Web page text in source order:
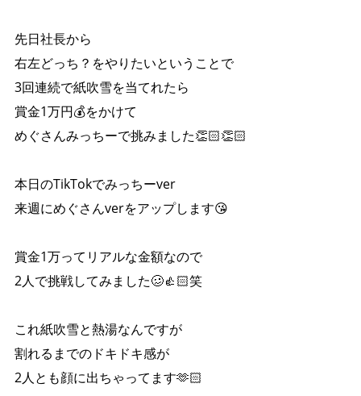
先日社長から
右左どっち？をやりたいということで
3回連続で紙吹雪を当てれたら
賞金1万円💰をかけて
めぐさんみっちーで挑みました👏🏻👏🏻
本日のTikTokでみっちーver
来週にめぐさんverをアップします😘
賞金1万ってリアルな金額なので
2人で挑戦してみました🥴👍🏻笑
これ紙吹雪と熱湯なんですが
割れるまでのドキドキ感が
2人とも顔に出ちゃってます🫶🏻